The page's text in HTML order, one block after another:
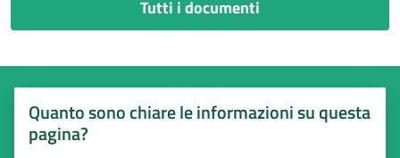
Tutti i documenti
Quanto sono chiare le informazioni su questa
pagina?